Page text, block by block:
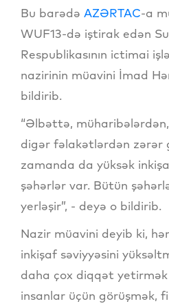
Bu barədə AZƏRTAC-a
WUF13-də iştirak edən
Respublikasının ictimai
nazirinin müavini İmad
bildirib.
“Əlbəttə,
digər fəlakətlərdən zərər
zamanda da yüksək
şəhərlər var. Bütün
yerləşir”, - deyə o bildirib.
Nazir müavini deyib ki,
inkişaf səviyyəsini
daha çox diqqət yetirmək
insanlar üçün görüşmək,